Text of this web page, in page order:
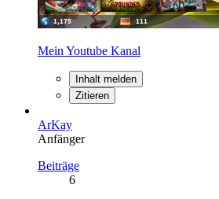
Mein Youtube Kanal
Inhalt melden
Zitieren
ArKay
Anfänger
Beiträge
6